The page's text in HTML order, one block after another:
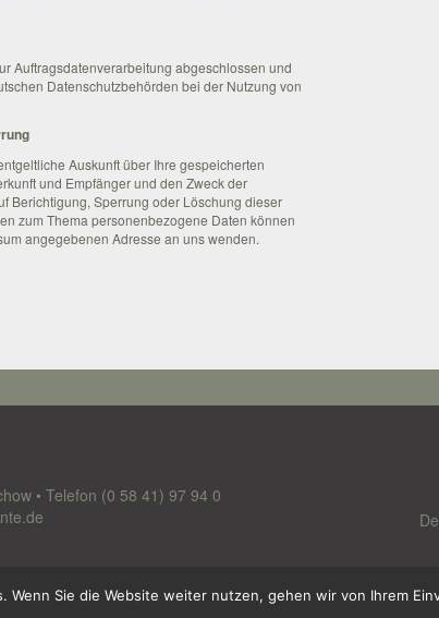
Auftragsdatenverarbeitung abgeschlossen und
Datenschutzbehörden bei der Nutzung von
Auskunft über Ihre gespeicherten
und Empfänger und den Zweck der
Berichtigung, Sperrung oder Löschung dieser
zum Thema personenbezogene Daten können
angegebenen Adresse an uns wenden.
• Telefon (0 58 41) 97 94 0
Wenn Sie die Website weiter nutzen, gehen wir von Ihrem